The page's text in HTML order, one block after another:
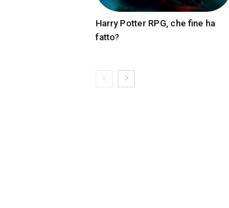
Harry Potter RPG, che fine ha
fatto?